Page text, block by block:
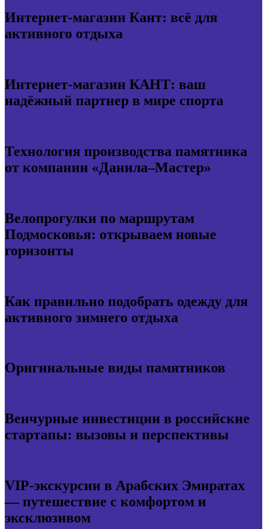
Интернет-магазин Кант: всё для
активного отдыха
Интернет-магазин КАНТ: ваш
надёжный партнер в мире спорта
Технология производства памятника
от компании «Данила–Мастер»
Велопрогулки по маршрутам
Подмосковья: открываем новые
горизонты
Как правильно подобрать одежду для
активного зимнего отдыха
Оригинальные виды памятников
Венчурные инвестиции в российские
стартапы: вызовы и перспективы
VIP-экскурсии в Арабских Эмиратах
— путешествие с комфортом и
эксклюзивом